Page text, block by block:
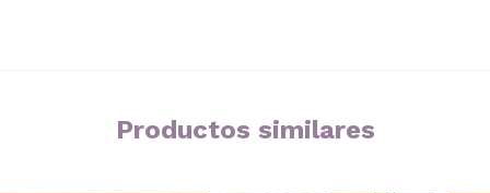
Productos similares